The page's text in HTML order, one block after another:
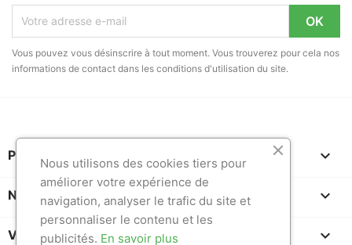
Vous pouvez vous désinscrire à tout moment. Vous trouverez pour cela nos
informations de contact dans les conditions d'utilisation du site.
PRODUITS 
NOTRE SOCIÉTÉ 
VOTRE COMPTE 
Nous utilisons des cookies tiers pour
améliorer votre expérience de
navigation, analyser le trafic du site et
personnaliser le contenu et les
publicités. En savoir plus